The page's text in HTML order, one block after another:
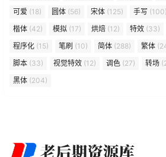
可爱 (18) 圆体 (56) 宋体 (125) 手写 (100)
楷体 (42) 模拟 (17) 烘焙 (12) 特效 (33)
程序化 (15) 笔刷 (10) 简体 (288) 繁体
脚本 (33) 视觉特效 (12) 调色 (27) 转场
黑体 (204)